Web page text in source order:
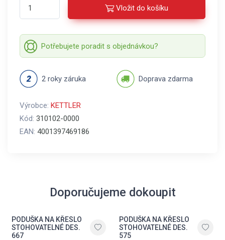
Vložit do košíku
Potřebujete poradit s objednávkou?
2 roky záruka Doprava zdarma
Výrobce: KETTLER
Kód: 310102-0000
EAN: 4001397469186
Doporučujeme dokoupit
PODUŠKA NA KŘESLO
STOHOVATELNÉ DES.
667
PODUŠKA NA KŘESLO
STOHOVATELNÉ DES.
575